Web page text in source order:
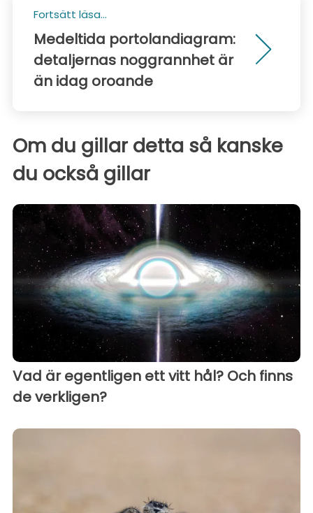
Fortsätt läsa...
Medeltida portolandiagram:
detaljernas noggrannhet är
än idag oroande
Om du gillar detta så kanske
du också gillar
Vad är egentligen ett vitt hål? Och finns
de verkligen?